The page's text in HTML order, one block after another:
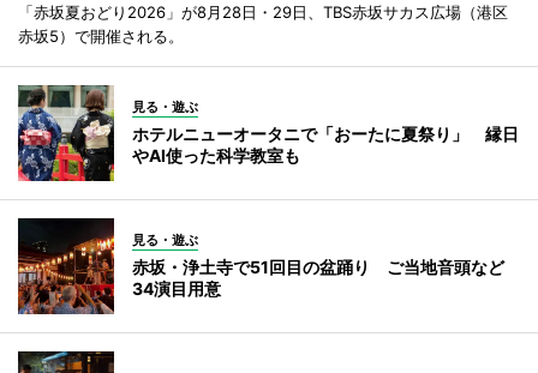
「赤坂夏おどり2026」が8月28日・29日、TBS赤坂サカス広場（港区
赤坂5）で開催される。
見る・遊ぶ
ホテルニューオータニで「おーたに夏祭り」 縁日
やAI使った科学教室も
見る・遊ぶ
赤坂・浄土寺で51回目の盆踊り ご当地音頭など
34演目用意